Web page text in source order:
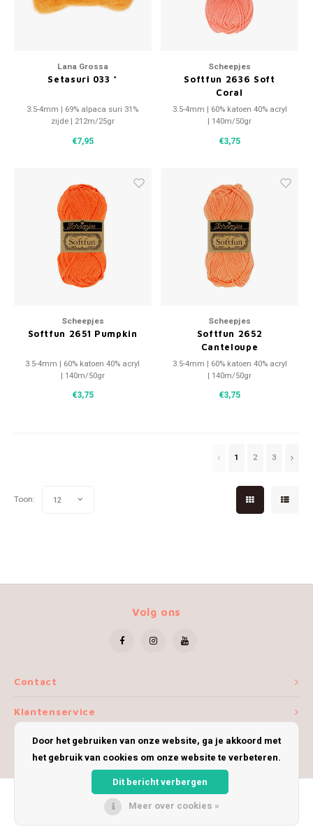
Lana Grossa
Setasuri 033 *
3.5-4mm | 69% alpaca suri 31%
zijde | 212m/25gr
€7,95
Scheepjes
Softfun 2636 Soft
Coral
3.5-4mm | 60% katoen 40% acryl
| 140m/50gr
€3,75
Scheepjes
Softfun 2651 Pumpkin
3.5-4mm | 60% katoen 40% acryl
| 140m/50gr
€3,75
Scheepjes
Softfun 2652
Canteloupe
3.5-4mm | 60% katoen 40% acryl
| 140m/50gr
€3,75
1 2 3
Toon: 12
Contact
Volg ons
Klantenservice
Mijn account
Door het gebruiken van onze website, ga je akkoord met
het gebruik van cookies om onze website te verbeteren.
Dit bericht verbergen
Meer over cookies »